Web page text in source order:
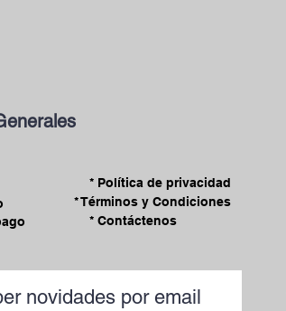
* Contáctenos
* Términos y Condiciones
* Política de privacidad
novidades por email